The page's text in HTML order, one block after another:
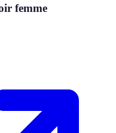
femme